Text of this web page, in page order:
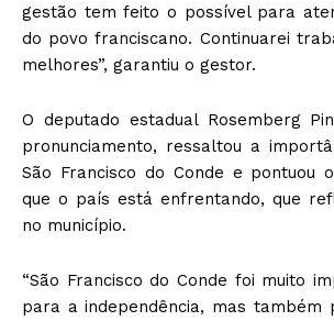
gestão tem feito o possível para
do povo franciscano. Continuarei
melhores”, garantiu o gestor.
O deputado estadual Rosemberg
pronunciamento, ressaltou a
São Francisco do Conde e pontuou
que o país está enfrentando, que
no município.
“São Francisco do Conde foi muito
para a independência, mas também